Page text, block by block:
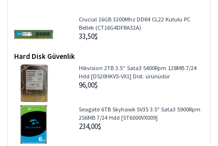
Crucial 16GB 3200Mhz DDR4 CL22 Kutulu PC
Bellek (CT16G4DFRA32A)
33,50$
Hard Disk Güvenlik
Hikvision 2TB 3.5'' Sata3 5400Rpm 128MB 7/24
Hdd [DS20HKVS-VX1] Dist. ürünüdür
96,00$
Seagate 6TB Skyhawk SV35 3.5" Sata3 5900Rpm
256MB 7/24 Hdd [ST6000VX009]
234,00$